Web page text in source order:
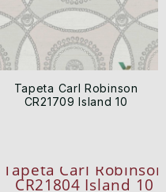
Tapeta Carl Robinson
CR21709 Island 10